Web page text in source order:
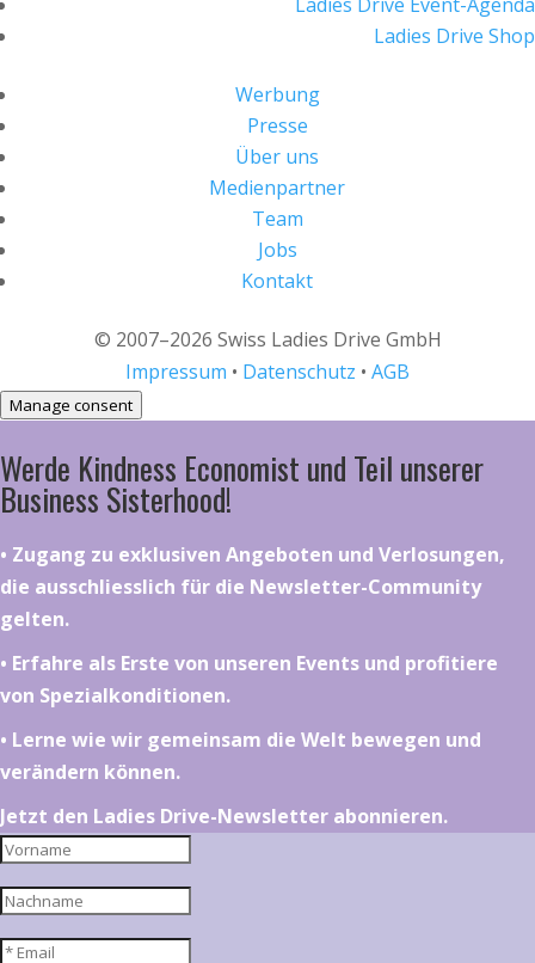
Ladies Drive Shop
Werbung
Presse
Über uns
Medienpartner
Team
Jobs
Kontakt
© 2007–2026 Swiss Ladies Drive GmbH
Impressum • Datenschutz • AGB
Manage consent
Werde Kindness Economist und Teil unserer
Business Sisterhood!
•⁠ ⁠⁠Zugang zu exklusiven Angeboten und Verlosungen,
die ausschliesslich für die Newsletter-Community
gelten.
•⁠ ⁠⁠Erfahre als Erste von unseren Events und profitiere
von Spezialkonditionen.
•⁠ ⁠⁠Lerne wie wir gemeinsam die Welt bewegen und
verändern können.
Jetzt den Ladies Drive-Newsletter abonnieren.